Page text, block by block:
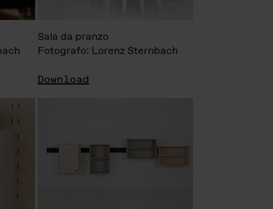
Sala da pranzo
Fotografo: Lorenz Sternbach
Download